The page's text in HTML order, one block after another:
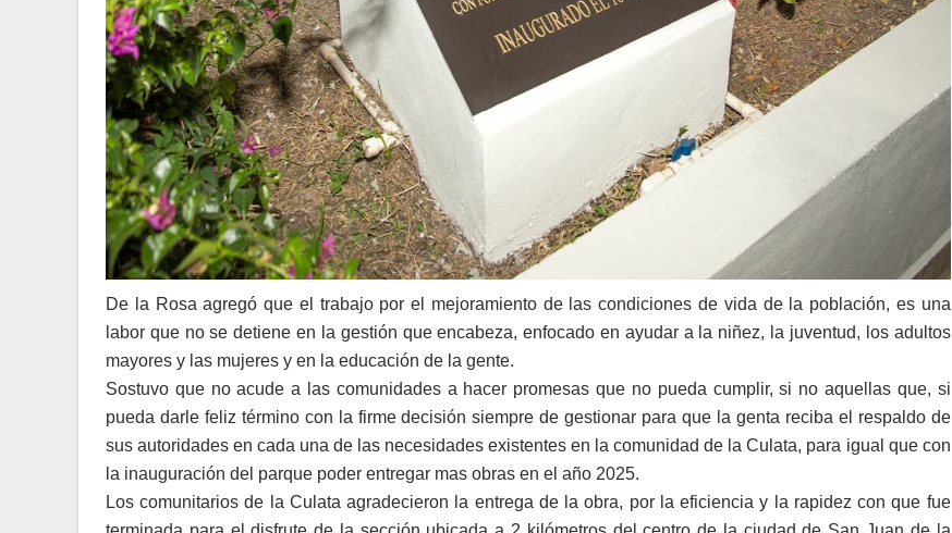
De la Rosa agregó que el trabajo por el mejoramiento de las condiciones de vida de la población, es una
labor que no se detiene en la gestión que encabeza, enfocado en ayudar a la niñez, la juventud, los adultos
mayores y las mujeres y en la educación de la gente.
Sostuvo que no acude a las comunidades a hacer promesas que no pueda cumplir, si no aquellas que, si
pueda darle feliz término con la firme decisión siempre de gestionar para que la genta reciba el respaldo de
sus autoridades en cada una de las necesidades existentes en la comunidad de la Culata, para igual que con
la inauguración del parque poder entregar mas obras en el año 2025.
Los comunitarios de la Culata agradecieron la entrega de la obra, por la eficiencia y la rapidez con que fue